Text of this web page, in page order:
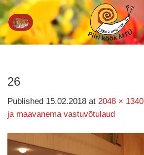
Skip
to
content
26
Published 15.02.2018 at 2048 × 1340
ja maavanema vastuvõtulaud